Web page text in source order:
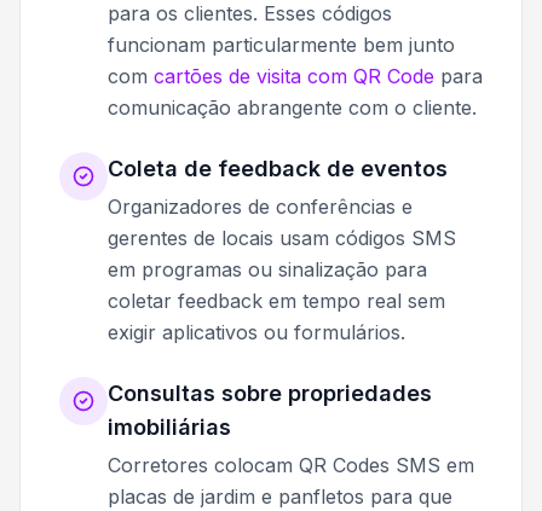
para os clientes. Esses códigos
funcionam particularmente bem junto
com cartões de visita com QR Code para
comunicação abrangente com o cliente.
Coleta de feedback de eventos
Organizadores de conferências e
gerentes de locais usam códigos SMS
em programas ou sinalização para
coletar feedback em tempo real sem
exigir aplicativos ou formulários.
Consultas sobre propriedades
imobiliárias
Corretores colocam QR Codes SMS em
placas de jardim e panfletos para que